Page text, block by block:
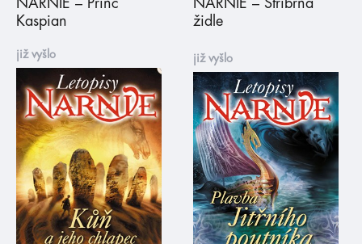
NARNIE – Princ
Kaspian
NARNIE – Stříbrná
židle
již vyšlo již vyšlo